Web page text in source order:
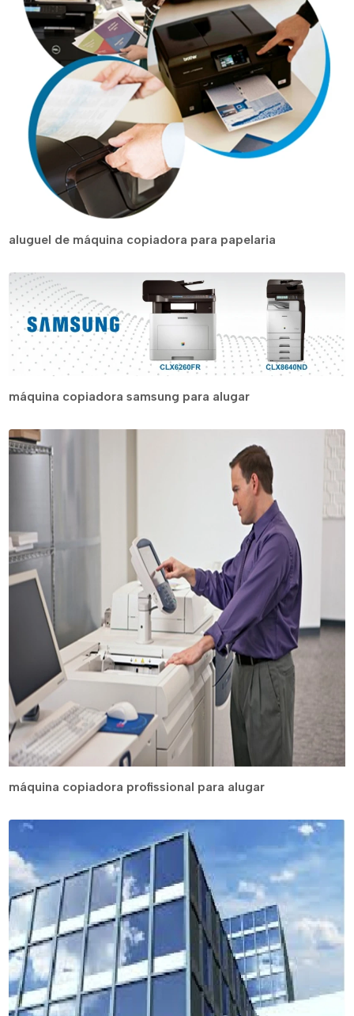
aluguel de máquina copiadora para papelaria
máquina copiadora samsung para alugar
máquina copiadora profissional para alugar